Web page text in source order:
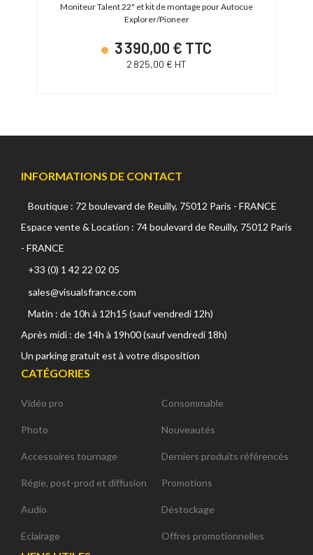
Moniteur Talent 22" et kit de montage pour Autocue
Explorer/Pioneer
3 390,00 € TTC
2 825,00 € HT
INFORMATIONS DE CONTACT
Boutique : 72 boulevard de Reuilly, 75012 Paris - FRANCE
Espace vente & Location : 74 boulevard de Reuilly, 75012 Paris
- FRANCE
+33 (0) 1 42 22 02 05
sales@visualsfrance.com
Matin : de 10h à 12h15 (sauf vendredi 12h)
Après midi : de 14h à 19h00 (sauf vendredi 18h)
Un parking gratuit est à votre disposition
CATÉGORIES
Vidéo pro
Photo
Accessoires tournage
Régie, post-prod et diffusion
Audio
Eclairage
Consommable
Nouveautés
Derniers produits référencés
Promotions
Déstockage
Offres promotionnelles